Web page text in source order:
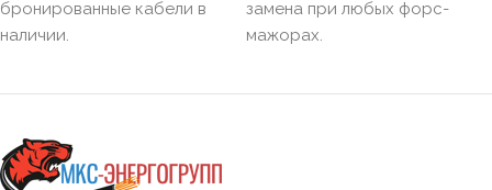
бронированные кабели в
наличии.
замена при любых форс-
мажорах.